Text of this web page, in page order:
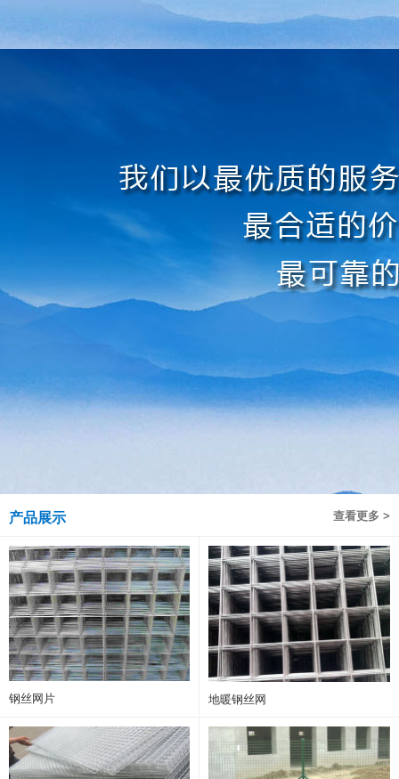
查看更多 >
产品展示
钢丝网片 地暖钢丝网